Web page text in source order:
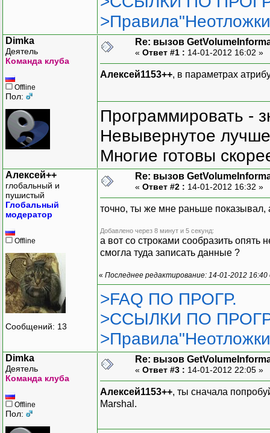
public
(
);
public
{
}
{
Dimka
Деятель
Команда клуба
Offline
Пол:
Re: вызов
« Ответ #1 : 14-01-2012 16:02 »
Алексей1153++, в параметрах
Программировать -
Невывернутое
Многие готовы
Алексей++
глобальный и
пушистый
Глобальный
модератор
Offline
Сообщений: 13
Re: вызов
« Ответ #2 : 14-01-2012 16:32 »
точно, ты же мне раньше показывал,
Добавлено через 8 минут и 5 секунд:
а вот со строками сообразить
смогла туда записать данные ?
« Последнее редактирование: 14-01-2012
>FAQ ПО ПРОГР.
>ССЫЛКИ ПО
Dimka
Деятель
Команда клуба
Offline
Пол:
Re: вызов
« Ответ #3 : 14-01-2012 22:05 »
Алексей1153++, ты сначала
Marshal.